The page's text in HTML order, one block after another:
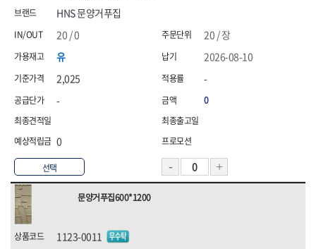
선택
HNS 문양거푸집
20 / 장
유
2,025
-
0
20 / 0
2026-08-10
-
0
문양거푸집600*1200
1123-0011